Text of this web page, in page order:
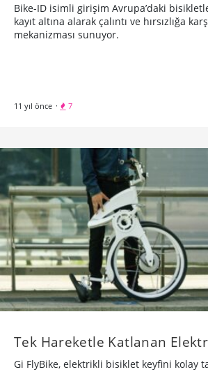
Bike-ID isimli girişim Avrupa’daki
kayıt altına alarak çalıntı ve hırsızlığa
mekanizması sunuyor.
11 yıl önce · 7
Tek Hareketle Katlanan
Gi FlyBike, elektrikli bisiklet keyfini kolay